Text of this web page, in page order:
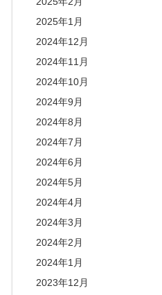
2025年1月
2024年12月
2024年11月
2024年10月
2024年9月
2024年8月
2024年7月
2024年6月
2024年5月
2024年4月
2024年3月
2024年2月
2024年1月
2023年12月